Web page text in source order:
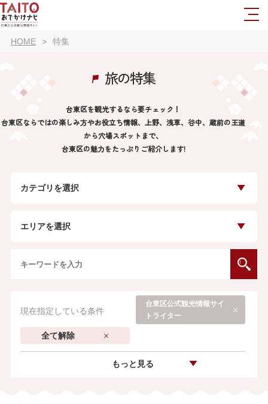
HOME 特集
旅の特集
台東区を観光するなら要チェック！
台東区ならではの楽しみ方やお役立ち情報、上野、浅草、谷中、蔵前の王道
から穴場スポットまで、
台東区の魅力をたっぷりご紹介します!
カテゴリを選択
エリアを選択
現在指定している条件
台東区公式観光情報サイ
トライター
全て解除
もっと見る